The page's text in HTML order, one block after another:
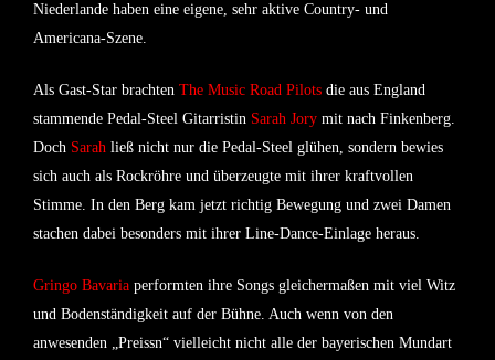
Niederlande haben eine eigene, sehr aktive Country- und
Americana-Szene.
Als Gast-Star brachten The Music Road Pilots die aus England
stammende Pedal-Steel Gitarristin Sarah Jory mit nach Finkenberg.
Doch Sarah ließ nicht nur die Pedal-Steel glühen, sondern bewies
sich auch als Rockröhre und überzeugte mit ihrer kraftvollen
Stimme. In den Berg kam jetzt richtig Bewegung und zwei Damen
stachen dabei besonders mit ihrer Line-Dance-Einlage heraus.
Gringo Bavaria performten ihre Songs gleichermaßen mit viel Witz
und Bodenständigkeit auf der Bühne. Auch wenn von den
anwesenden „Preissn“ vielleicht nicht alle der bayerischen Mundart